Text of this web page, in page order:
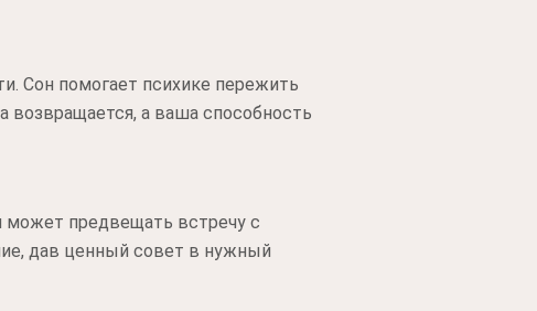
Сон помогает психике пережить
возвращается, а ваша способность
может предвещать встречу с
дав ценный совет в нужный